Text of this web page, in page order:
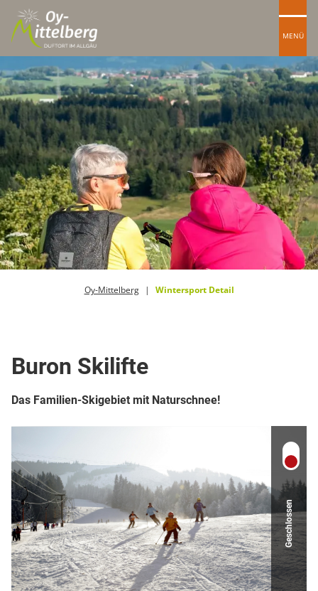
MENÜ
Oy-Mittelberg Wintersport Detail
Buron Skilifte
Das Familien-Skigebiet mit Naturschnee!
Geschlossen